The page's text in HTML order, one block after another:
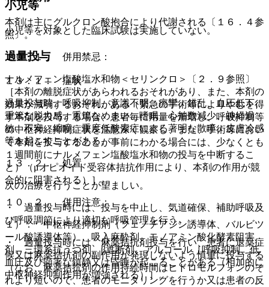
小児等
小児等を対象とした臨床試験は実施していない。
過量投与
１３．１． 症状
過量投与時、呼吸抑制、意識不明、痙攣、錯乱、血圧低下、
重篤な脱力感、重篤なめまい、嗜眠、心拍数減少、神経過
敏、不安、縮瞳、重度低酸素症による著明な散瞳、皮膚冷感
等を起こすことがある。
１３．２． 処置
次の治療を行うことが望ましい。
・ 過量投与時には、投与を中止し、気道確保、補助呼吸及
び呼吸調節により適切な呼吸管理を行う。
・ 過量投与時には、麻薬拮抗剤投与を行い、患者に退薬症
候又は麻薬拮抗剤の副作用が発現しないよう慎重に投与する
（なお、麻薬拮抗剤の作用持続時間はヒドロモルフォンのそ
れより短いので、患者のモニタリングを行うか又は患者の反
本剤は主にグルクロン酸抱合により代謝される〔１６．４参
照〕。
１０．１． 併用禁忌：
ナルメフェン塩酸塩水和物＜セリンクロ＞〔２．９参照〕
［本剤の離脱症状があらわれるおそれがあり、また、本剤の
効果が減弱するおそれがある（緊急の手術等によりやむを得
ず本剤を投与する場合、患者毎に用量を漸増し、呼吸抑制等
の中枢神経抑制症状を注意深く観察し、また、手術等におい
て本剤を投与することが事前にわかる場合には、少なくとも
１週間前にナルメフェン塩酸塩水和物の投与を中断するこ
と）（μオピオイド受容体拮抗作用により、本剤の作用が競
合的に阻害される）］。
１０．２． 併用注意：
１）． 中枢神経抑制剤（フェノチアジン誘導体、バルビツ
ール酸誘導体等）、吸入麻酔剤、モノアミン酸化酵素阻害
剤、三環系抗うつ剤、β遮断剤、アルコール［呼吸抑制、低
血圧及び顕著な鎮静又は昏睡が起こることがある（相加的に
中枢神経抑制作用が増強される）］。